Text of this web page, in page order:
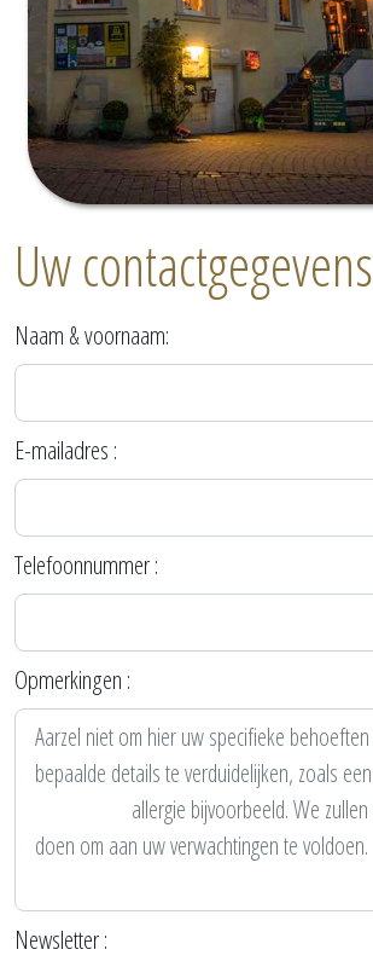
Uw contactgegevens
Naam & voornaam:
E-mailadres :
Telefoonnummer :
Opmerkingen :
Newsletter :